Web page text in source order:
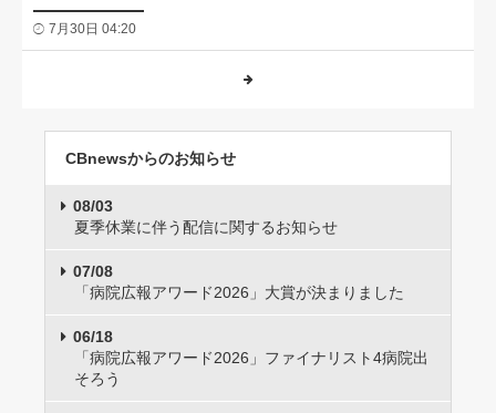
7月30日 04:20
CBnewsからのお知らせ
08/03
夏季休業に伴う配信に関するお知らせ
07/08
「病院広報アワード2026」大賞が決まりました
06/18
「病院広報アワード2026」ファイナリスト4病院出
そろう